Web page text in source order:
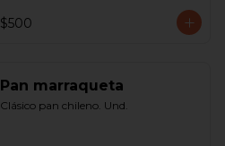
$500
Pan marraqueta
Clásico pan chileno. Und.